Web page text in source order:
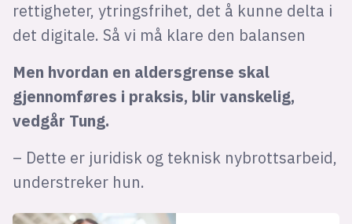
rettigheter, ytringsfrihet, det å kunne delta i
det digitale. Så vi må klare den balansen
Men hvordan en aldersgrense skal
gjennomføres i praksis, blir vanskelig,
vedgår Tung.
– Dette er juridisk og teknisk nybrottsarbeid,
understreker hun.